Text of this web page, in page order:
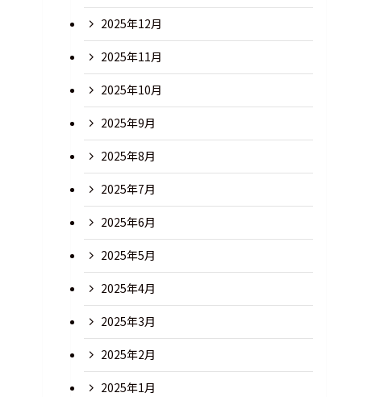
2025年12月
2025年11月
2025年10月
2025年9月
2025年8月
2025年7月
2025年6月
2025年5月
2025年4月
2025年3月
2025年2月
2025年1月